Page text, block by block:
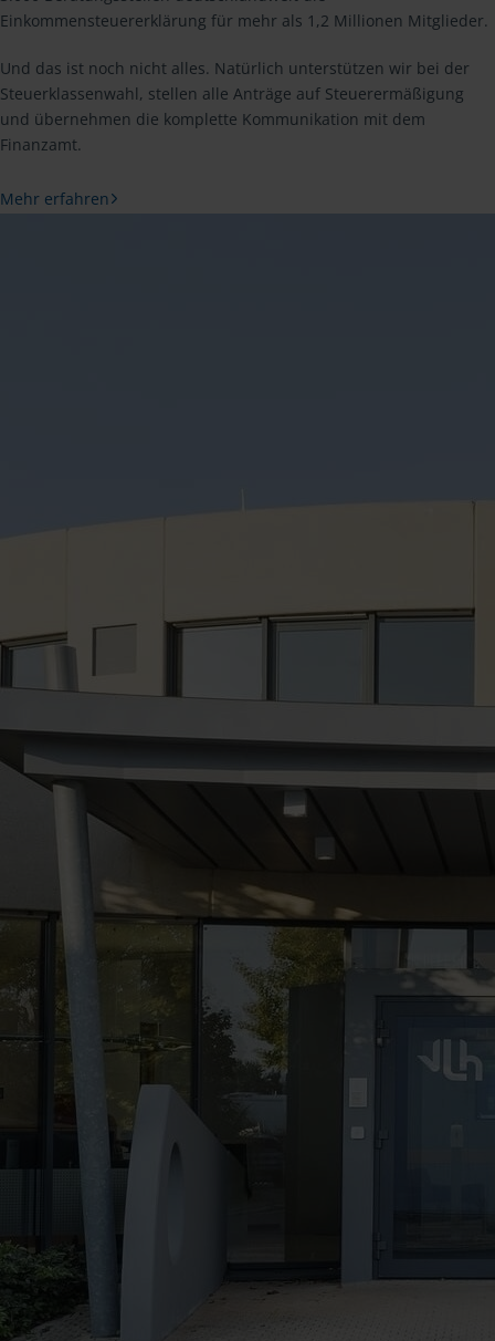
Einkommensteuererklärung für mehr als 1,2 Millionen Mitglieder.
Und das ist noch nicht alles. Natürlich unterstützen wir bei der
Steuerklassenwahl, stellen alle Anträge auf Steuerermäßigung
und übernehmen die komplette Kommunikation mit dem
Finanzamt.
Mehr erfahren